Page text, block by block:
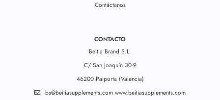
Contáctanos
CONTACTO
Beitia Brand S.L.
C/ San Joaquín 30-9
46200 Paiporta (Valencia)
bs@beitiasupplements.com www.beitiasupplements.com